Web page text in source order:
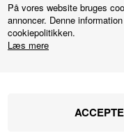
På vores website bruges
annoncer. Denne
cookiepolitikken.
Læs mere